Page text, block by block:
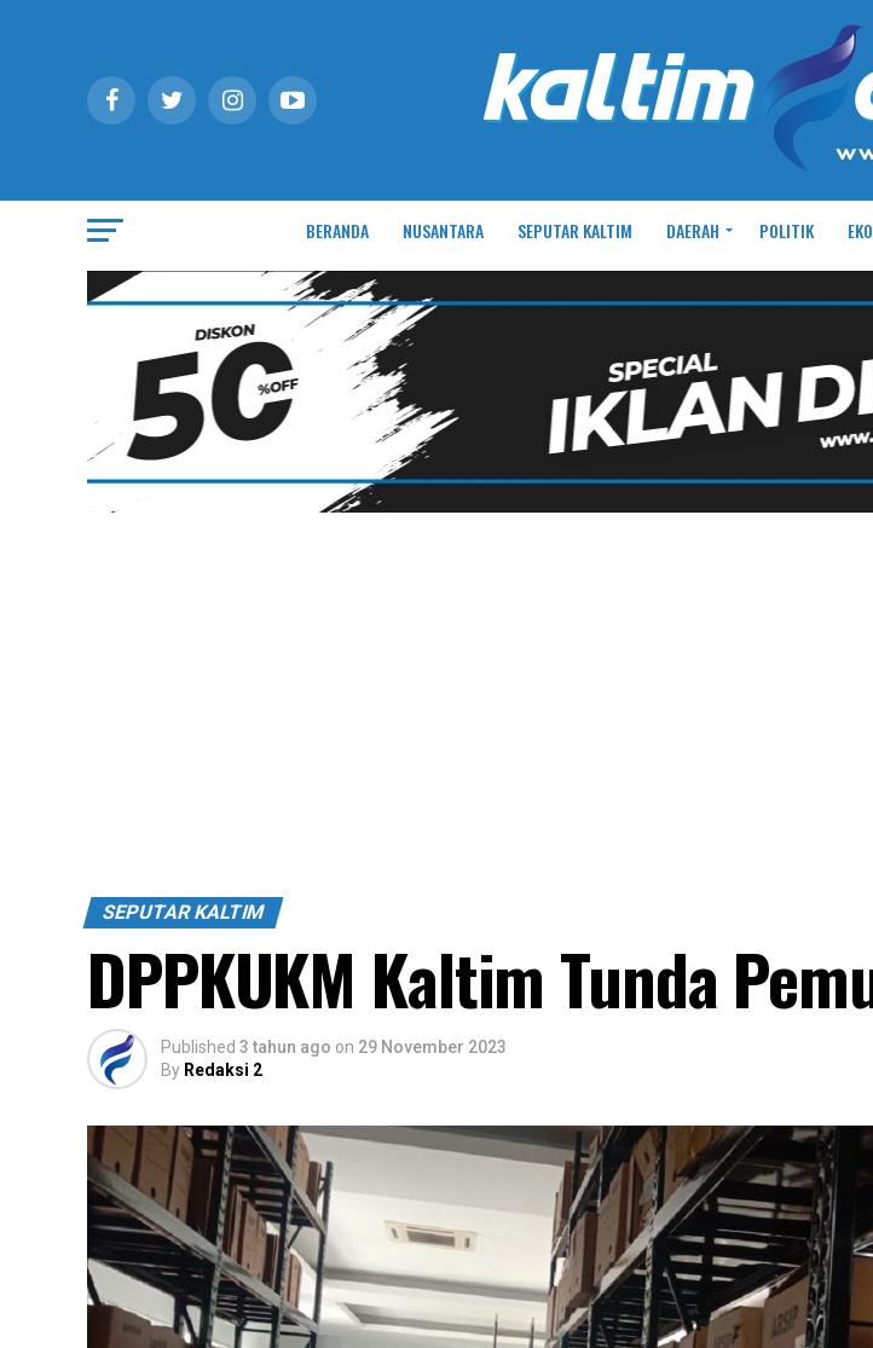
BERANDA NUSANTARA SEPUTAR KALTIM DAERAH POLITIK
SEPUTAR KALTIM
DPPKUKM Kaltim Tunda
Published 3 tahun ago on 29 November 2023
By Redaksi 2